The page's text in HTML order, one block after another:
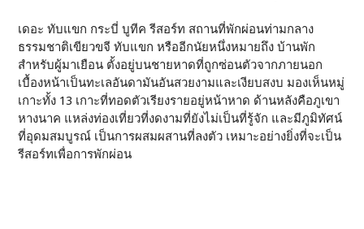
เดอะ ทับแขก กระบี่ บูทีค รีสอร์ท สถานที่พักผ่อนท่ามกลาง
ธรรมชาติเขียวขจี ทับแขก หรืออีกนัยหนึ่งหมายถึง บ้านพัก
สำหรับผู้มาเยือน ตั้งอยู่บนชายหาดที่ถูกซ่อนตัวจากภายนอก
เบื้องหน้าเป็นทะเลอันดามันอันสวยงามและเงียบสงบ มองเห็นหมู่
เกาะทั้ง 13 เกาะที่ทอดตัวเรียงรายอยู่หน้าหาด ด้านหลังคือภูเขา
หางนาค แหล่งท่องเที่ยวที่งดงามที่ยังไม่เป็นที่รู้จัก และมีภูมิทัศน์
ที่อุดมสมบูรณ์ เป็นการผสมผสานที่ลงตัว เหมาะอย่างยิ่งที่จะเป็น
รีสอร์ทเพื่อการพักผ่อน